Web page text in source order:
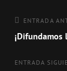
de
Entrada
anterior
ENTRADA
Entrada
ENTRADA